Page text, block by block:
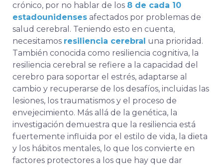
crónico, por no hablar de los 8 de cada 10
estadounidenses afectados por problemas de
salud cerebral. Teniendo esto en cuenta,
necesitamos resiliencia cerebral una prioridad.
También conocida como resiliencia cognitiva, la
resiliencia cerebral se refiere a la capacidad del
cerebro para soportar el estrés, adaptarse al
cambio y recuperarse de los desafíos, incluidas las
lesiones, los traumatismos y el proceso de
envejecimiento. Más allá de la genética, la
investigación demuestra que la resiliencia está
fuertemente influida por el estilo de vida, la dieta
y los hábitos mentales, lo que los convierte en
factores protectores a los que hay que dar